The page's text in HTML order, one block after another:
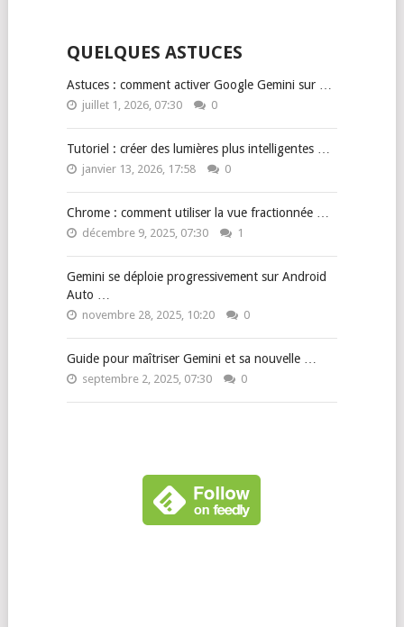
QUELQUES ASTUCES
Astuces : comment activer Google Gemini sur …
juillet 1, 2026, 07:30 0
Tutoriel : créer des lumières plus intelligentes …
janvier 13, 2026, 17:58 0
Chrome : comment utiliser la vue fractionnée …
décembre 9, 2025, 07:30 1
Gemini se déploie progressivement sur Android
Auto …
novembre 28, 2025, 10:20 0
Guide pour maîtriser Gemini et sa nouvelle …
septembre 2, 2025, 07:30 0